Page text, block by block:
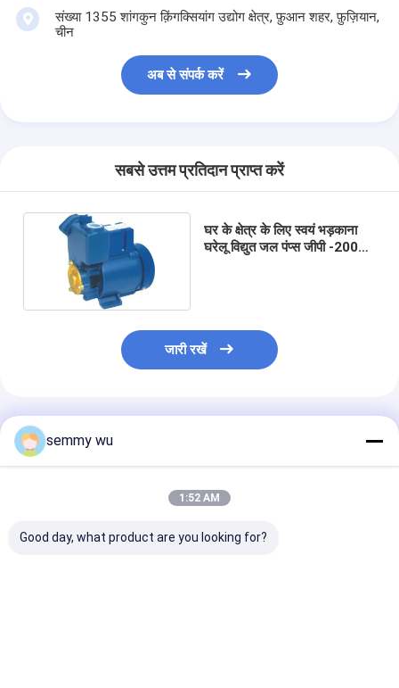
संख्या 1355 शांगकुन क़िंगक्सियांग उद्योग क्षेत्र, फ़ुआन शहर, फ़ुज़ियान,
चीन
अब से संपर्क करें
सबसे उत्तम प्रतिदान प्राप्त करें
घर के क्षेत्र के लिए स्वयं भड़काना
घरेलू विद्युत जल पंप्स जीपी -200
जारी रखें
अनुशंसित उत्पाद
semmy wu
1:52 AM
Good day, what product are you looking for?